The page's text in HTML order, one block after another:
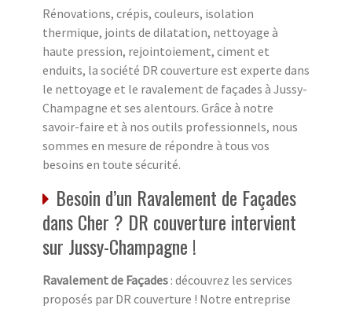
Rénovations, crépis, couleurs, isolation
thermique, joints de dilatation, nettoyage à
haute pression, rejointoiement, ciment et
enduits, la société DR couverture est experte dans
le nettoyage et le ravalement de façades à Jussy-
Champagne et ses alentours. Grâce à notre
savoir-faire et à nos outils professionnels, nous
sommes en mesure de répondre à tous vos
besoins en toute sécurité.
Besoin d’un Ravalement de Façades
dans Cher ? DR couverture intervient
sur Jussy-Champagne !
Ravalement de Façades : découvrez les services
proposés par DR couverture ! Notre entreprise